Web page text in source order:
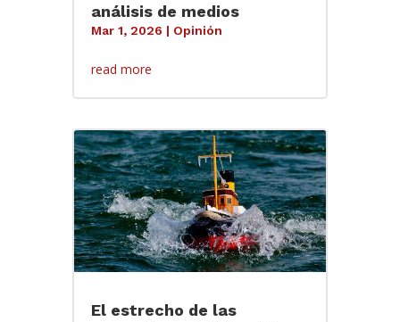
análisis de medios
Mar 1, 2026 | Opinión
read more
El estrecho de las